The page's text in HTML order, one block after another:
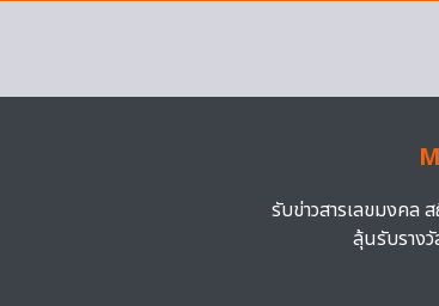
รับข่าวสารเลขมงคล
ลุ้นรับราง